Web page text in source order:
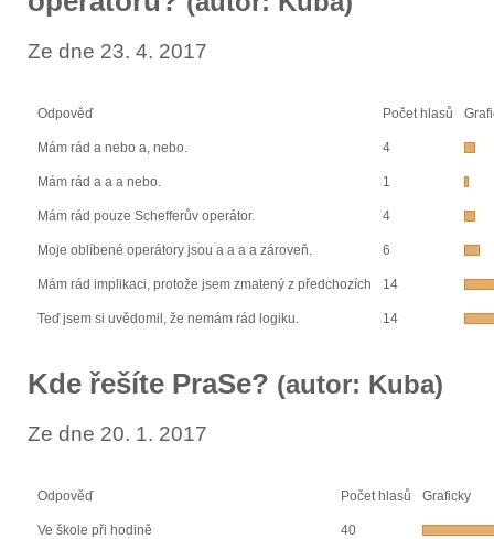
Ze dne 23. 4. 2017
Odpověď Počet hlasů
Mám rád a nebo a, nebo. 4
Mám rád a a a nebo. 1
Mám rád pouze Schefferův operátor. 4
Moje oblíbené operátory jsou a a a a zároveň. 6
Mám rád implikaci, protože jsem zmatený z předchozích 14
Teď jsem si uvědomil, že nemám rád logiku. 14
Kde řešíte PraSe? (autor: Kuba)
Ze dne 20. 1. 2017
Odpověď Počet hlasů Graficky
Ve škole při hodině 40